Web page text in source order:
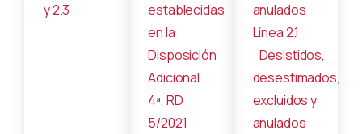
y 2.3
establecidas
en la
Disposición
Adicional
4ª, RD
5/2021
anulados
Línea 2.1
Desistidos,
desestimados,
excluidos y
anulados